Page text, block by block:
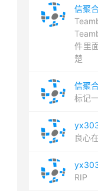
信聚
件里
楚
信聚
标记
良心
RIP